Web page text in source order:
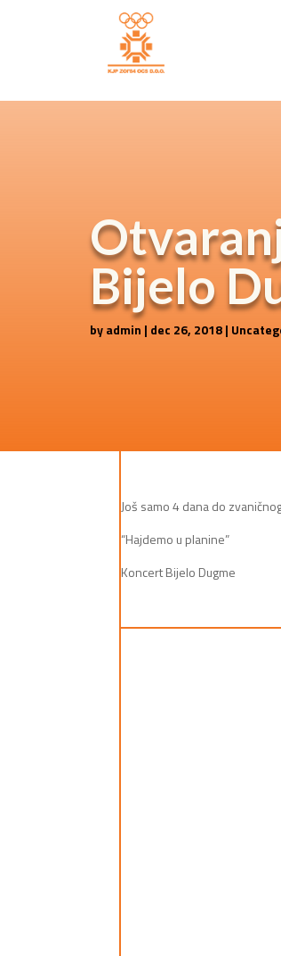
Bijelo
byadmin | dec 26, 2018|
Još samo 4 dana do
“Hajdemo u planine”
Koncert Bijelo Dugme